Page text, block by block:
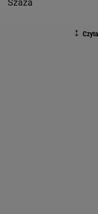
Szaza